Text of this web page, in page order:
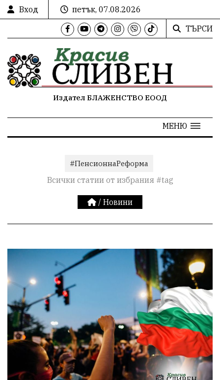
Вход
петък, 07.08.2026
ТЪРСИ
Издател БЛАЖЕНСТВО ЕООД
МЕНЮ
#ПенсионнаРеформа
Всички статии от избрания #tag
/ Новини